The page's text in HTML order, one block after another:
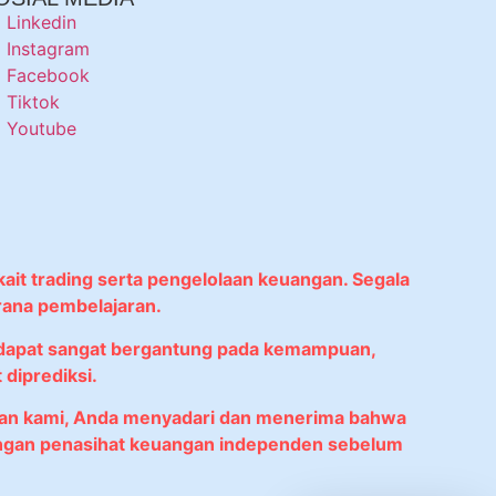
Linkedin
Instagram
Facebook
Tiktok
Youtube
trading serta pengelolaan keuangan. Segala
pembelajaran.
sangat bergantung pada kemampuan,
diprediksi.
kami, Anda menyadari dan menerima bahwa
penasihat keuangan independen sebelum